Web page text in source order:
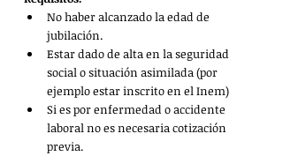
No haber alcanzado la edad de
jubilación.
Estar dado de alta en la seguridad
social o situación asimilada (por
ejemplo estar inscrito en el Inem)
Si es por enfermedad o accidente
laboral no es necesaria cotización
previa.